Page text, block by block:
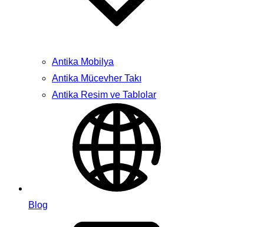
Antika Mobilya
Antika Mücevher Takı
Antika Resim ve Tablolar
Blog